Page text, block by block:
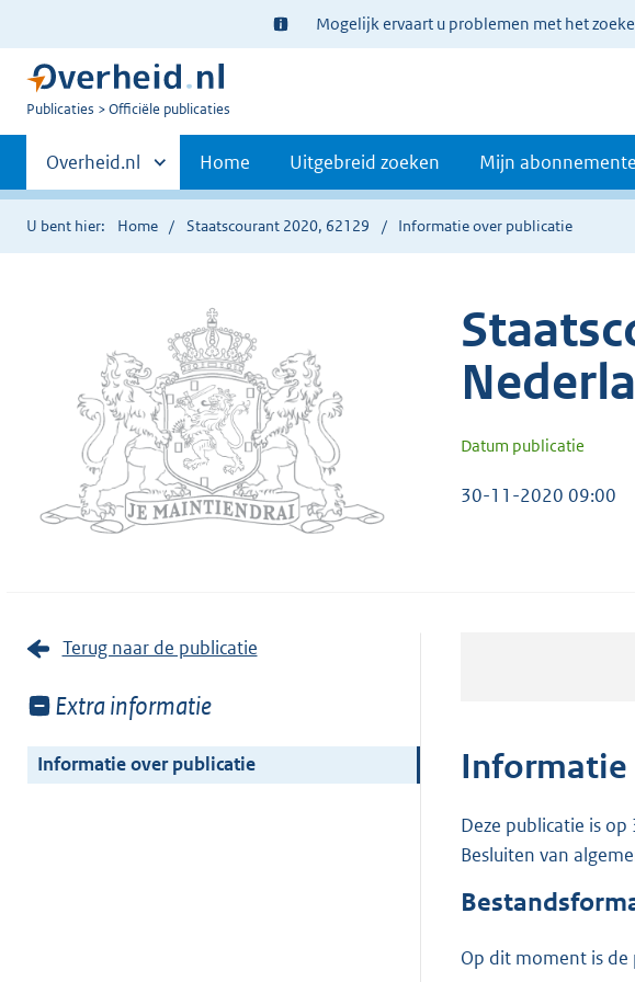
Ter
informatie:
Mogelijk ervaart u problemen met het
U
Publicaties Officiële publicaties
Primaire
navigatie
Andere
sites
binnen
Overheid.nl Home Uitgebreid zoeken Mijn
U bent hier: Home Staatscourant 2020, 62129 Informatie over publicatie
Datum publicatie
30-11-2020 09:00
Terug naar de publicatie
Toon
van:
Extra informatie
Informatie over publicatie Informatie
Deze publicatie is
Besluiten van
Op dit moment is